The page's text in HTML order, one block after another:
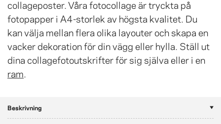
collageposter. Våra fotocollage är tryckta på
fotopapper i A4-storlek av högsta kvalitet. Du
kan välja mellan flera olika layouter och skapa en
vacker dekoration för din vägg eller hylla. Ställ ut
dina collagefotoutskrifter för sig själva eller i en
ram.
Beskrivning